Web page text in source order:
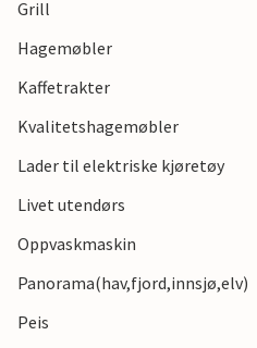
Grill
Hagemøbler
Kaffetrakter
Kvalitetshagemøbler
Lader til elektriske kjøretøy
Livet utendørs
Oppvaskmaskin
Panorama(hav,fjord,innsjø,elv)
Peis